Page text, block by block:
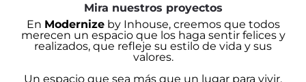
Mira nuestros proyectos
En Modernizeby Inhouse, creemos que todos
merecen un espacio que los haga sentir felices y
realizados, que refleje su estilo de vida y sus
valores.
Un espacio que sea más que un lugar para vivir,